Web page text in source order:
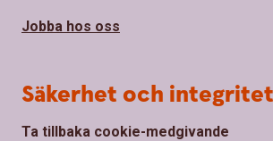
Jobba hos oss
Säkerhet och integritet
Ta tillbaka cookie-medgivande